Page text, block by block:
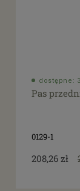
dostępne:
Pas
0129-1
208,26 zł